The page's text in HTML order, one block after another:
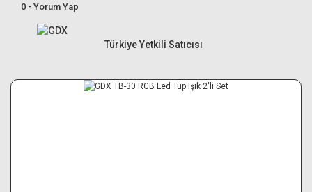
0 - Yorum Yap
Türkiye Yetkili Satıcısı